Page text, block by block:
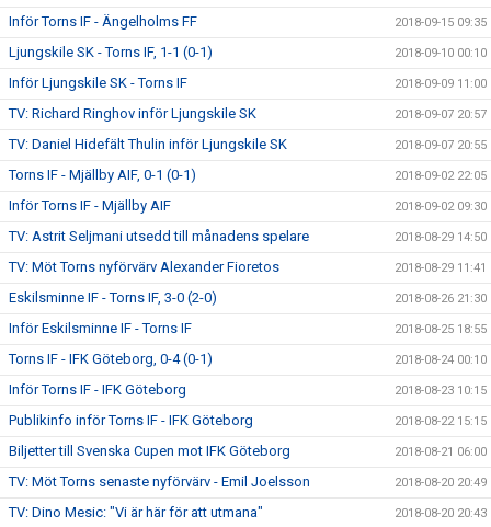
Inför Torns IF - Ängelholms FF 2018-09-15 09:35
Ljungskile SK - Torns IF, 1-1 (0-1) 2018-09-10 00:10
Inför Ljungskile SK - Torns IF 2018-09-09 11:00
TV: Richard Ringhov inför Ljungskile SK 2018-09-07 20:57
TV: Daniel Hidefält Thulin inför Ljungskile SK 2018-09-07 20:55
Torns IF - Mjällby AIF, 0-1 (0-1) 2018-09-02 22:05
Inför Torns IF - Mjällby AIF 2018-09-02 09:30
TV: Astrit Seljmani utsedd till månadens spelare 2018-08-29 14:50
TV: Möt Torns nyförvärv Alexander Fioretos 2018-08-29 11:41
Eskilsminne IF - Torns IF, 3-0 (2-0) 2018-08-26 21:30
Inför Eskilsminne IF - Torns IF 2018-08-25 18:55
Torns IF - IFK Göteborg, 0-4 (0-1) 2018-08-24 00:10
Inför Torns IF - IFK Göteborg 2018-08-23 10:15
Publikinfo inför Torns IF - IFK Göteborg 2018-08-22 15:15
Biljetter till Svenska Cupen mot IFK Göteborg 2018-08-21 06:00
TV: Möt Torns senaste nyförvärv - Emil Joelsson 2018-08-20 20:49
TV: Dino Mesic: "Vi är här för att utmana" 2018-08-20 20:43